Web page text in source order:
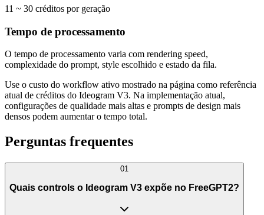
11 ~ 30 créditos por geração
Tempo de processamento
O tempo de processamento varia com rendering speed,
complexidade do prompt, style escolhido e estado da fila.
Use o custo do workflow ativo mostrado na página como referência
atual de créditos do Ideogram V3. Na implementação atual,
configurações de qualidade mais altas e prompts de design mais
densos podem aumentar o tempo total.
Perguntas frequentes
01
Quais controls o Ideogram V3 expõe no FreeGPT2?